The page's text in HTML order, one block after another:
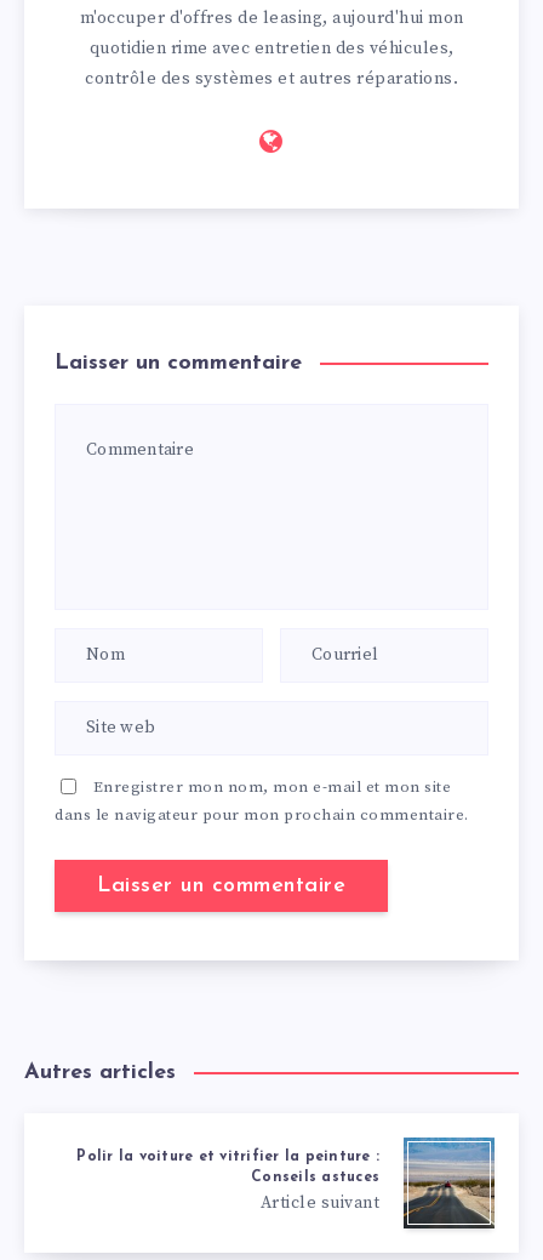
m'occuper d'offres de leasing, aujourd'hui mon
quotidien rime avec entretien des véhicules,
contrôle des systèmes et autres réparations.
Laisser un commentaire
Enregistrer mon nom, mon e-mail et mon site
dans le navigateur pour mon prochain commentaire.
Autres articles
Polir la voiture et vitrifier la peinture :
Conseils astuces
Article suivant